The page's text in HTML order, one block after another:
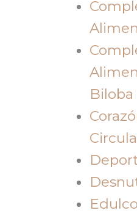
Biloba